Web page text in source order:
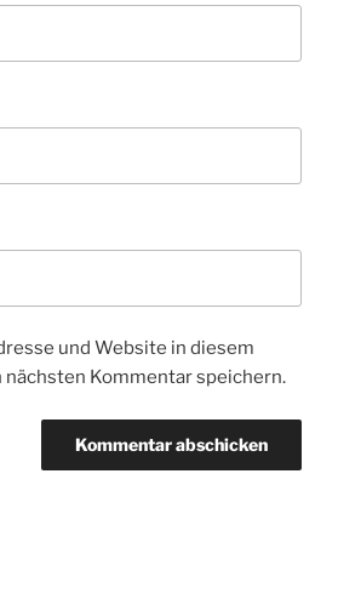
und Website in diesem
nächsten Kommentar speichern.